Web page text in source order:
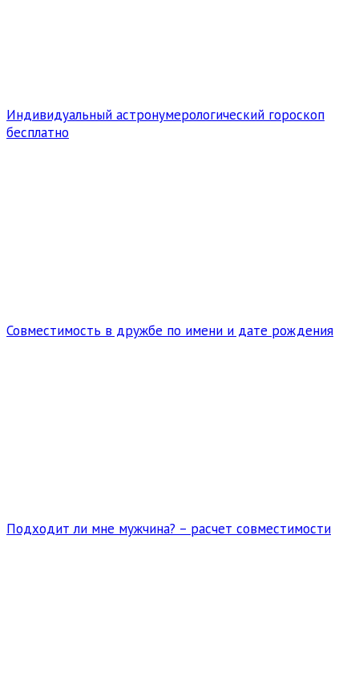
Индивидуальный астронумерологический гороскоп
бесплатно
Совместимость в дружбе по имени и дате рождения
Подходит ли мне мужчина? – расчет совместимости